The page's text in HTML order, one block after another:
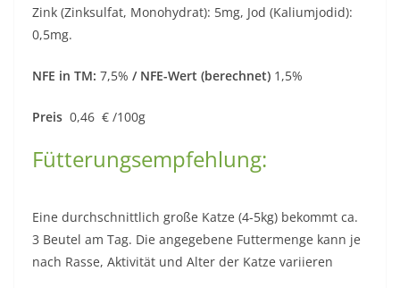
Zink (Zinksulfat, Monohydrat): 5mg, Jod (Kaliumjodid):
0,5mg.
NFE in TM: 7,5% / NFE-Wert (berechnet) 1,5%
Preis 0,46 € /100g
Fütterungsempfehlung:
Eine durchschnittlich große Katze (4-5kg) bekommt ca.
3 Beutel am Tag. Die angegebene Futtermenge kann je
nach Rasse, Aktivität und Alter der Katze variieren